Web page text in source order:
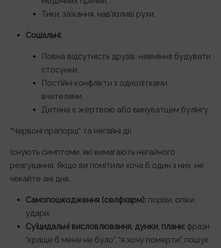
Тики, заїкання, нав’язливі рухи.
Соціальні:
Повна відсутність друзів, невміння будувати
стосунки.
Постійні конфлікти з однолітками,
вчителями.
Дитина є жертвою або винуватцем булінгу.
“Червоні прапорці” та негайні дії
Існують симптоми, які вимагають негайного
реагування. Якщо ви помітили хоча б один з них, не
чекайте ані дня.
Самопошкодження (селфхарм): порізи, опіки,
удари.
Суїцидальні висловлювання, думки, плани: фрази
“краще б мене не було”, “я хочу померти”, пошук